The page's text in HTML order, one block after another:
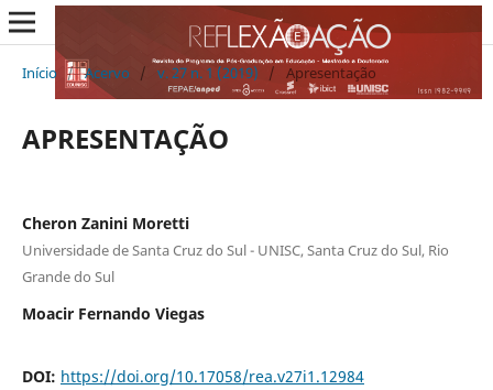
Início / Acervo / v. 27 n. 1 (2019) / Apresentação
APRESENTAÇÃO
Cheron Zanini Moretti
Universidade de Santa Cruz do Sul - UNISC, Santa Cruz do Sul, Rio
Grande do Sul
Moacir Fernando Viegas
DOI: https://doi.org/10.17058/rea.v27i1.12984